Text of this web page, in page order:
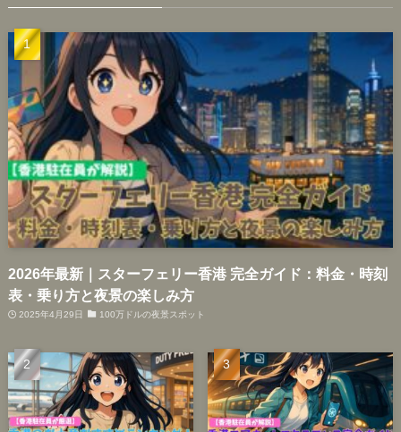
2026年最新｜スターフェリー香港 完全ガイド：料金・時刻
表・乗り方と夜景の楽しみ方
2025年4月29日 100万ドルの夜景スポット